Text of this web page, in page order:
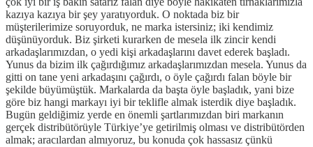
kazıya kazıya bir şey yaratıyorduk. O noktada biz bir
müşterilerimize soruyorduk, ne marka istersiniz; iki kendimiz
düşünüyorduk. Biz şirketi kurarken de mesela ilk zincir kendi
arkadaşlarımızdan, o yedi kişi arkadaşlarını davet ederek başladı.
Yunus da bizim ilk çağırdığımız arkadaşlarımızdan mesela. Yunus da
gitti on tane yeni arkadaşını çağırdı, o öyle çağırdı falan böyle bir
şekilde büyümüştük. Markalarda da başta öyle başladık, yani bize
göre biz hangi markayı iyi bir teklifle almak isterdik diye başladık.
Bugün geldiğimiz yerde en önemli şartlarımızdan biri markanın
gerçek distribütörüyle Türkiye’ye getirilmiş olması ve distribütörden
almak; aracılardan almıyoruz, bu konuda çok hassasız çünkü